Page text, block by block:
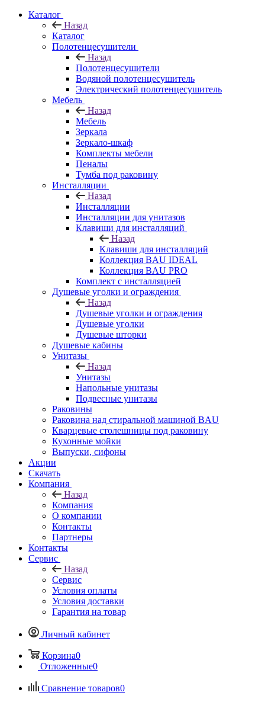
Каталог
Назад
Каталог
Полотенцесушители
Назад
Полотенцесушители
Водяной полотенцесушитель
Электрический полотенцесушитель
Мебель
Назад
Мебель
Зеркала
Зеркало-шкаф
Комплекты мебели
Пеналы
Тумба под раковину
Инсталляции
Назад
Инсталляции
Инсталляции для унитазов
Клавиши для инсталляций
Назад
Клавиши для инсталляций
Коллекция BAU IDEAL
Коллекция BAU PRO
Комплект с инсталляцией
Душевые уголки и ограждения
Назад
Душевые уголки и ограждения
Душевые уголки
Душевые шторки
Душевые кабины
Унитазы
Назад
Унитазы
Напольные унитазы
Подвесные унитазы
Раковины
Раковина над стиральной машиной BAU
Кварцевые столешницы под раковину
Кухонные мойки
Выпуски, сифоны
Акции
Скачать
Компания
Назад
Компания
О компании
Контакты
Партнеры
Контакты
Сервис
Назад
Сервис
Условия оплаты
Условия доставки
Гарантия на товар
Личный кабинет
Корзина0
Отложенные0
Сравнение товаров0